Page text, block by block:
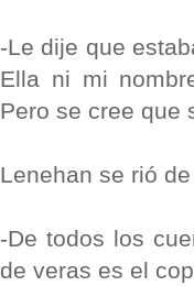
-Le dije que
Ella ni mi
Pero se cree que
Lenehan se rió
-De todos los
de veras es el